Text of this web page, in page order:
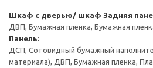
Шкаф с дверью/ шкаф Задняя
ДВП, Бумажная пленка, Бумажная
Панель:
ДСП, Сотовидный бумажный
материала), ДВП, Бумажная пленка,